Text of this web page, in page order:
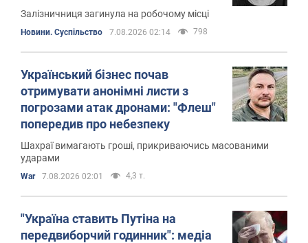
Залізничниця загинула на робочому місці
Новини. Суспільство 7.08.2026 02:14 798
Український бізнес почав
отримувати анонімні листи з
погрозами атак дронами: "Флеш"
попередив про небезпеку
Шахраї вимагають гроші, прикриваючись масованими
ударами
War 7.08.2026 02:01 4,3 т.
"Україна ставить Путіна на
передвиборчий годинник": медіа